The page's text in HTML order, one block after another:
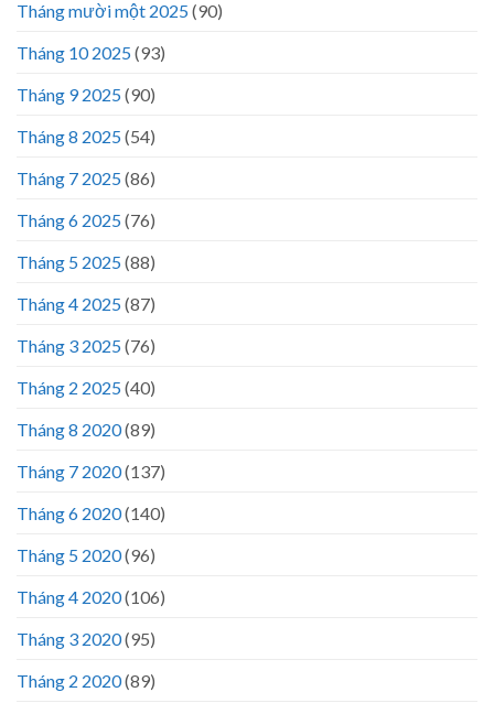
Tháng mười một 2025(90)
Tháng 10 2025(93)
Tháng 9 2025(90)
Tháng 8 2025(54)
Tháng 7 2025(86)
Tháng 6 2025(76)
Tháng 5 2025(88)
Tháng 4 2025(87)
Tháng 3 2025(76)
Tháng 2 2025(40)
Tháng 8 2020(89)
Tháng 7 2020(137)
Tháng 6 2020(140)
Tháng 5 2020(96)
Tháng 4 2020(106)
Tháng 3 2020(95)
Tháng 2 2020(89)